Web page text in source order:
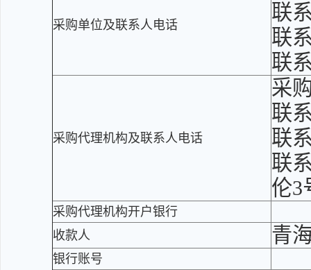
采购单位及联系人电话
联
联
联
采购代理机构及联系人电话
采
联
联
联
伦3
采购代理机构开户银行
收款人
青
银行账号